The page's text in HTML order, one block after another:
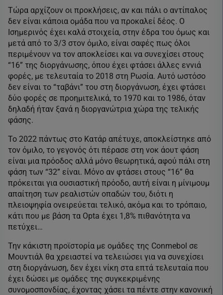
Τώρα αρχίζουν οι προκλήσεις, αν και πάλι ο αντίπαλος
δεν είναι κάποια ομάδα που να προκαλεί δέος. Ο
Ισημερινός έχει καλά στοιχεία, στην έδρα του όμως και
μετά από το 3/3 στον όμιλο, είναι σαφές πως όλοι
περιμένουν να τον αποκλείσει και να συνεχίσει στους
“16” της διοργάνωσης, όπου έχει φτάσει άλλες εννιά
φορές, με τελευταία το 2018 στη Ρωσία. Αυτό ωστόσο
δεν είναι το “ταβάνι” του στη διοργάνωση, έχει φτάσει
δύο φορές σε προημιτελικά, το 1970 και το 1986, όταν
δηλαδή ήταν ξανά η διοργανώτρια χώρα της τελικής
φάσης.
Το 2022 πάντως στο Κατάρ απέτυχε, αποκλείστηκε από
τον όμιλο, το γεγονός ότι πέρασε στη νοκ άουτ φάση
είναι μια πρόοδος αλλά μόνο θεωρητικά, αφού πάλι στη
φάση των “32” είναι. Μόνο αν φτάσει στους “16” θα
πρόκειται για ουσιαστική πρόοδο, αυτή είναι η μίνιμουμ
απαίτηση των ρεαλιστών οπαδών του, διότι η
πλειοψηφία ονειρεύεται τελικό, ακόμα και το τρόπαιο,
κάτι που με βάση τα Opta έχει 1,8% πιθανότητα να
πετύχει…
Την κάκιστη προϊστορία με ομάδες της Conmebol σε
Μουντιάλ θα χρειαστεί να τελειώσει για να συνεχίσει
στη διοργάνωση, δεν έχει νίκη στα επτά τελευταία που
έχει δώσει με ομάδες της συγκεκριμένης
συνομοσπονδίας, έχοντας χάσει τα πέντε στην κανονική